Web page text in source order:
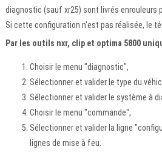
diagnostic (sauf xr25) sont livrés enrouleurs
Si cette configuration n'est pas réalisée, le
Par les outils nxr, clip et optima 5800
Choisir le menu "diagnostic",
Sélectionner et valider le type du
Sélectionner et valider le système à
Choisir le menu "commande",
Sélectionner et valider la ligne
lignes de mise à feu.